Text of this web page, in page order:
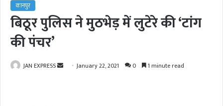
कानपुर
बिठूर पुलिस ने मुठभेड़ में लुटेरे की ‘टांग
की पंचर’
JAN EXPRESS January 22, 2021 0 1 minute read